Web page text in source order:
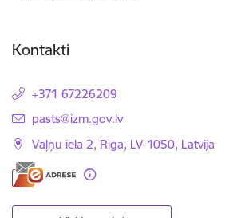
Kontakti
+371 67226209
E-pasts:
pasts@izm.gov.lv
Vaļņu iela 2, Rīga, LV-1050, Latvija